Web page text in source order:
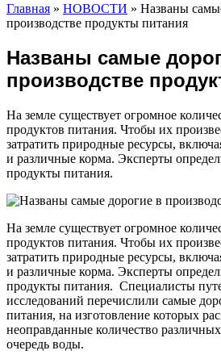
Главная » НОВОСТИ » Названы
производстве продукты питания
Названы самые
производстве
На земле существует огромное
продуктов питания. Чтобы их
затратить природные ресурсы,
и различные корма. Эксперты
продукты питания.
На земле существует огромное
продуктов питания. Чтобы их
затратить природные ресурсы,
и различные корма. Эксперты
продукты питания. Специалисты
исследований перечислили самые
питания, на изготовление которых
неоправданные количество
очередь воды.